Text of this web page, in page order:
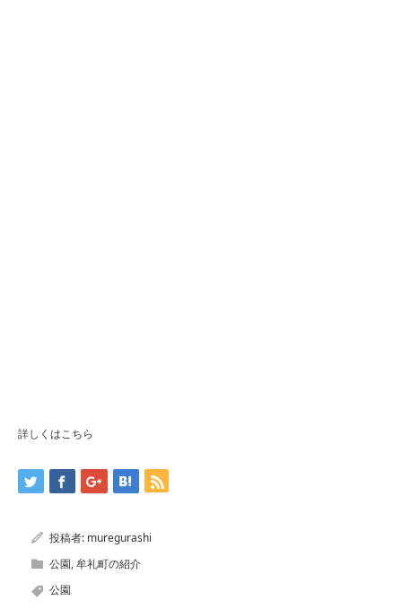
詳しくはこちら
投稿者: muregurashi
公園,牟礼町の紹介
公園